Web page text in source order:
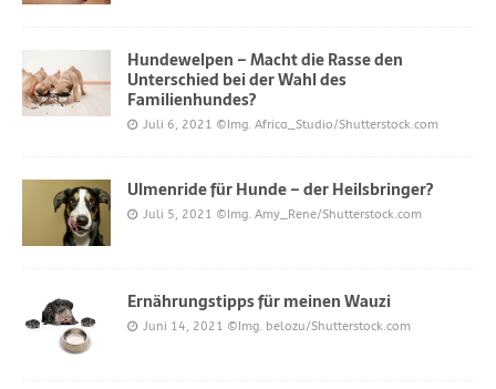
Hundewelpen – Macht die Rasse den
Unterschied bei der Wahl des
Familienhundes?
Juli 6, 2021 ©Img. Africa_Studio/Shutterstock.com
Ulmenride für Hunde – der Heilsbringer?
Juli 5, 2021 ©Img. Amy_Rene/Shutterstock.com
Ernährungstipps für meinen Wauzi
Juni 14, 2021 ©Img. belozu/Shutterstock.com